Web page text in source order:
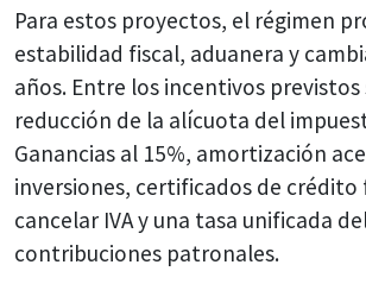
Para estos proyectos, el régimen
estabilidad fiscal, aduanera y
años. Entre los incentivos previstos
reducción de la alícuota del
Ganancias al 15%, amortización
inversiones, certificados de crédito
cancelar IVA y una tasa unificada
contribuciones patronales.